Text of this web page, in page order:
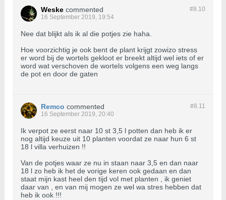
#8.10
Weske commented
16 September 2019, 19:54
Nee dat blijkt als ik al die potjes zie haha.
Hoe voorzichtig je ook bent de plant krijgt zowizo stress
er word bij de wortels gekloot er breekt altijd wel iets of er
word wat verschoven de wortels volgens een weg langs
de pot en door de gaten
#8.11
Remco commented
16 September 2019, 20:40
Ik verpot ze eerst naar 10 st 3,5 l potten dan heb ik er
nog altijd keuze uit 10 planten voordat ze naar hun 6 st
18 l villa verhuizen !!
Van de potjes waar ze nu in staan naar 3,5 en dan naar
18 l zo heb ik het de vorige keren ook gedaan en dan
staat mijn kast heel den tijd vol met planten , ik geniet
daar van , en van mij mogen ze wel wa stres hebben dat
heb ik ook !!!